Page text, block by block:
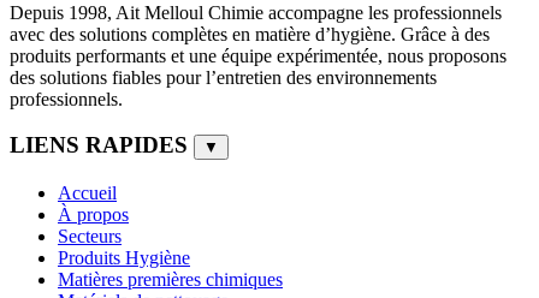
Depuis 1998, Ait Melloul Chimie accompagne les professionnels
avec des solutions complètes en matière d’hygiène. Grâce à des
produits performants et une équipe expérimentée, nous proposons
des solutions fiables pour l’entretien des environnements
professionnels.
LIENS RAPIDES ▼
Accueil
À propos
Secteurs
Produits Hygiène
Matières premières chimiques